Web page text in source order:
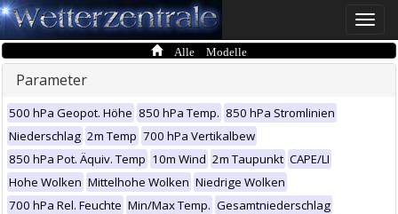
Toggle
Alle Modelle
Parameter
500 hPa Geopot. Höhe 850 hPa Temp. 850 hPa Stromlinien
Niederschlag 2m Temp 700 hPa Vertikalbew
850 hPa Pot. Äquiv. Temp 10m Wind 2m Taupunkt CAPE/LI
Hohe Wolken Mittelhohe Wolken Niedrige Wolken
700 hPa Rel. Feuchte Min/Max Temp. Gesamtniederschlag